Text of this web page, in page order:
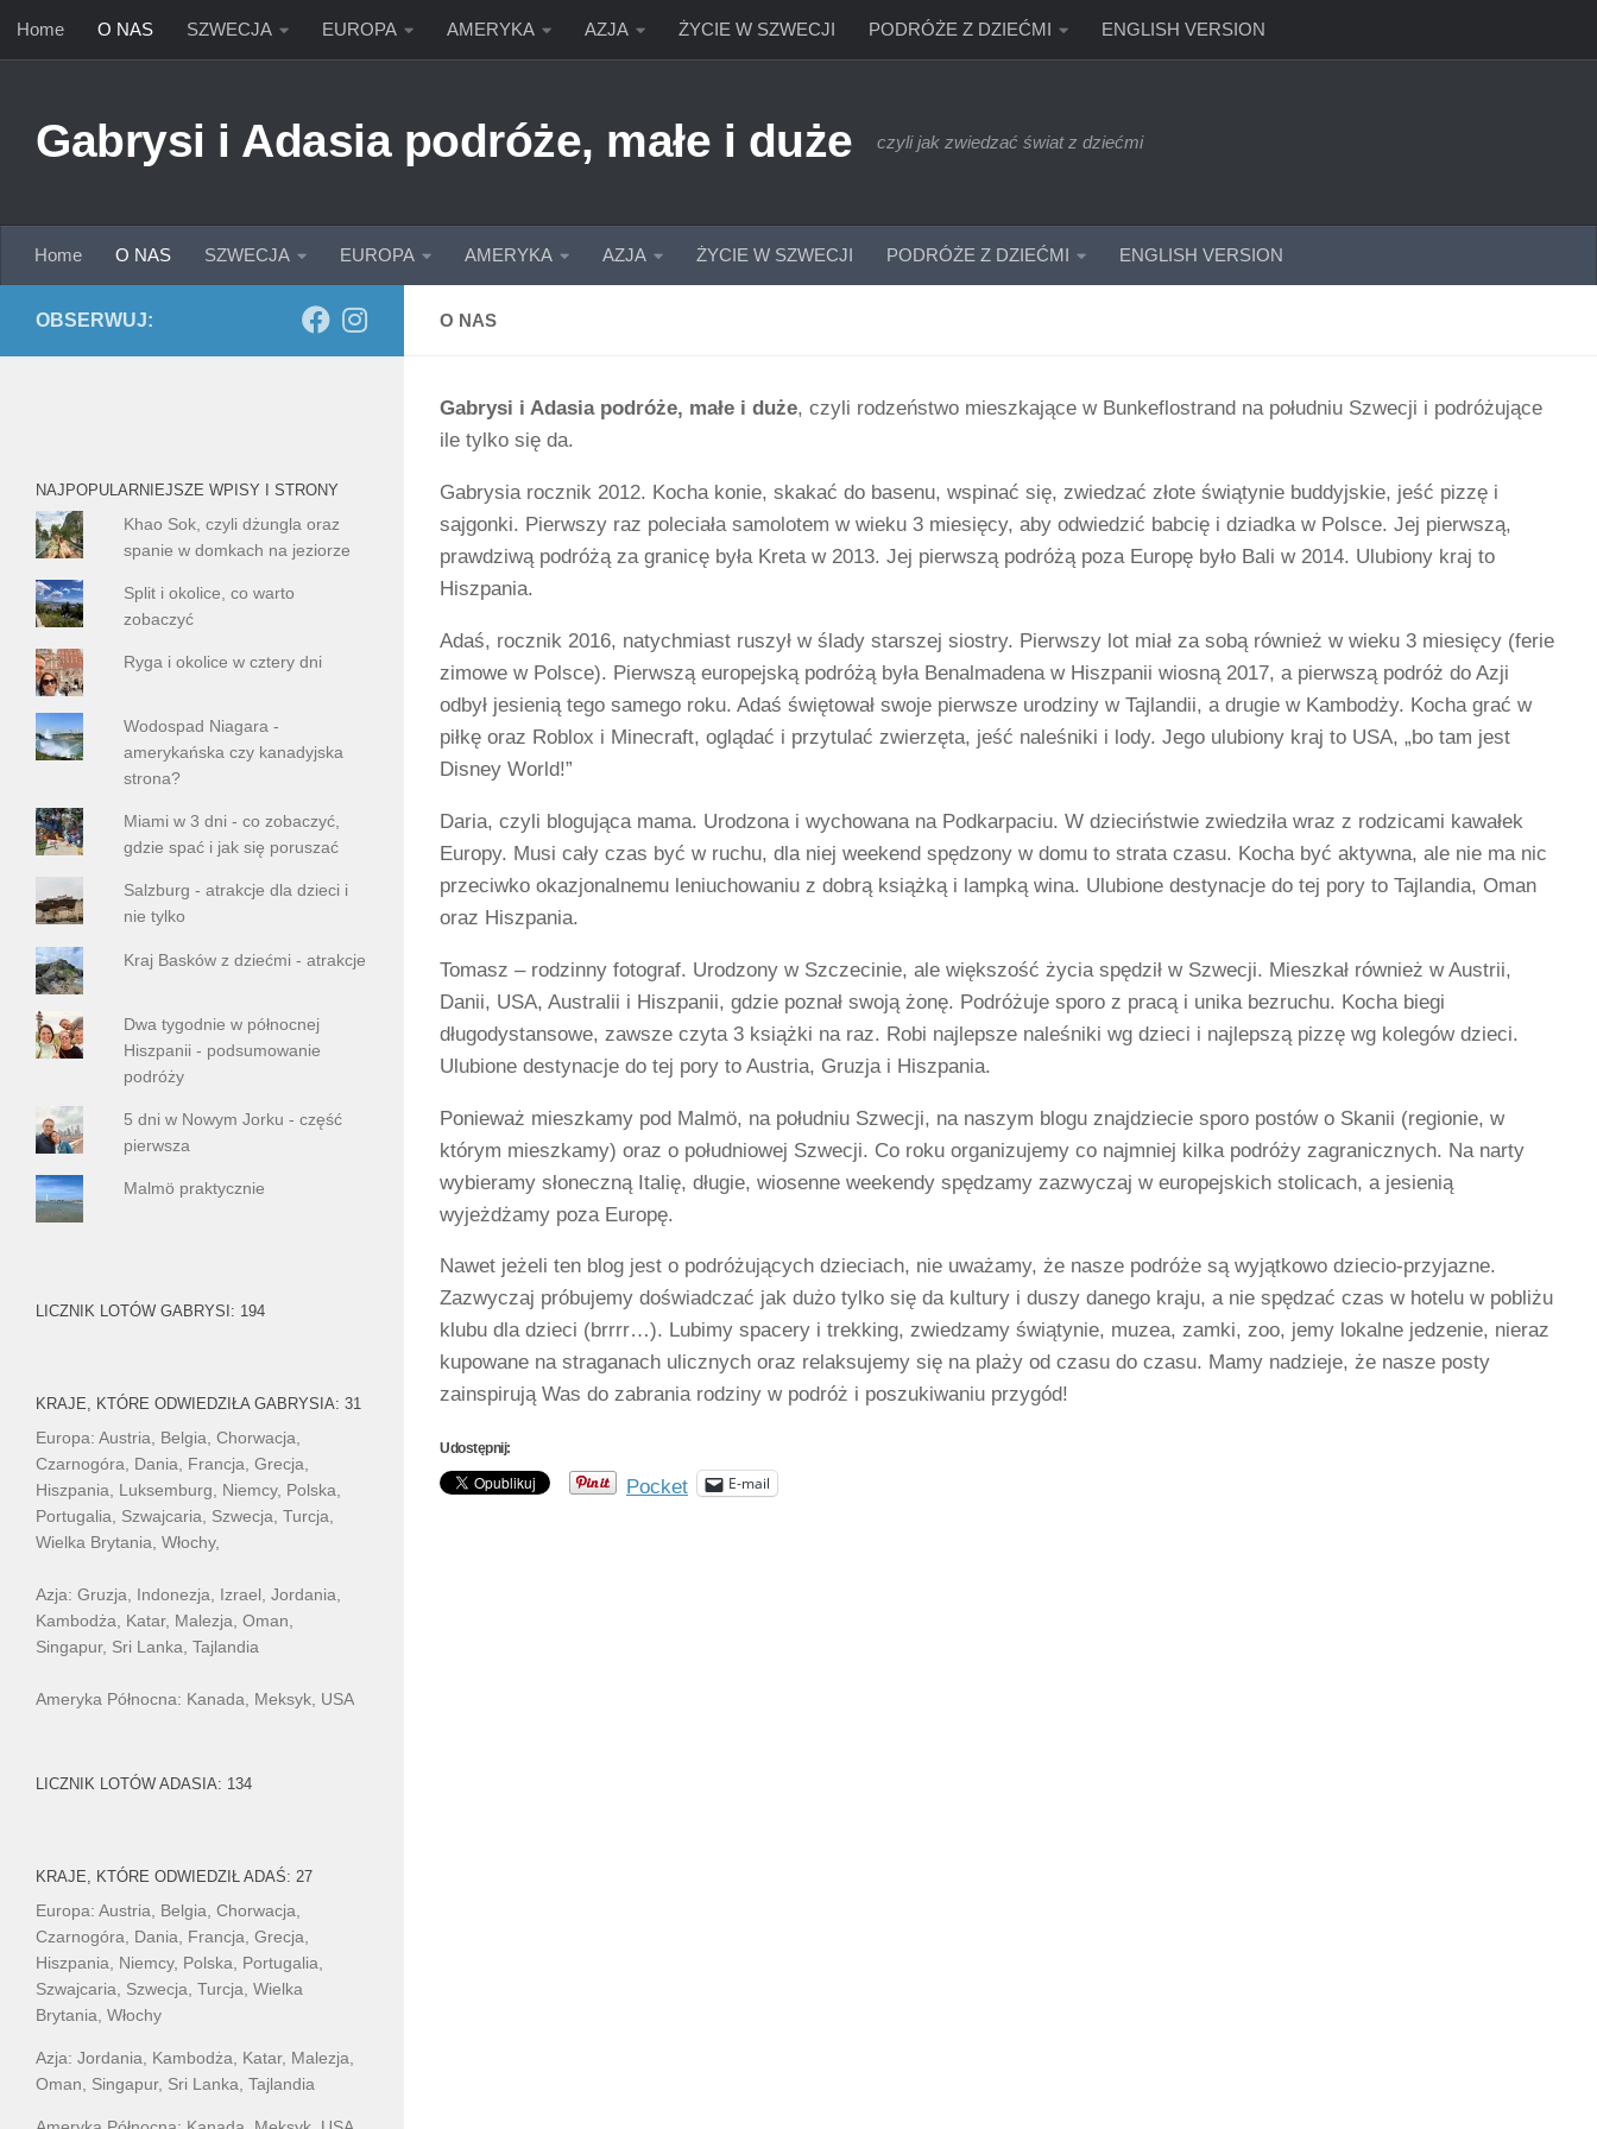
Przejdź do treści
Home O NAS SZWECJA EUROPA AMERYKA AZJA ŻYCIE W SZWECJI PODRÓŻE Z DZIEĆMI ENGLISH VERSION
Gabrysi i Adasia podróże, małe i duże czyli jak zwiedzać świat z dziećmi
Home O NAS SZWECJA EUROPA AMERYKA AZJA ŻYCIE W SZWECJI PODRÓŻE Z DZIEĆMI ENGLISH VERSION
O NAS
Gabrysi i Adasia podróże, małe i duże, czyli rodzeństwo mieszkające w Bunkeflostrand na południu Szwecji i podróżujące
ile tylko się da.
Gabrysia rocznik 2012. Kocha konie, skakać do basenu, wspinać się, zwiedzać złote świątynie buddyjskie, jeść pizzę i
sajgonki. Pierwszy raz poleciała samolotem w wieku 3 miesięcy, aby odwiedzić babcię i dziadka w Polsce. Jej pierwszą,
prawdziwą podróżą za granicę była Kreta w 2013. Jej pierwszą podróżą poza Europę było Bali w 2014. Ulubiony kraj to
Hiszpania.
Adaś, rocznik 2016, natychmiast ruszył w ślady starszej siostry. Pierwszy lot miał za sobą również w wieku 3 miesięcy (ferie
zimowe w Polsce). Pierwszą europejską podróżą była Benalmadena w Hiszpanii wiosną 2017, a pierwszą podróż do Azji
odbył jesienią tego samego roku. Adaś świętował swoje pierwsze urodziny w Tajlandii, a drugie w Kambodży. Kocha grać w
piłkę oraz Roblox i Minecraft, oglądać i przytulać zwierzęta, jeść naleśniki i lody. Jego ulubiony kraj to USA, „bo tam jest
Disney World!”
Daria, czyli blogująca mama. Urodzona i wychowana na Podkarpaciu. W dzieciństwie zwiedziła wraz z rodzicami kawałek
Europy. Musi cały czas być w ruchu, dla niej weekend spędzony w domu to strata czasu. Kocha być aktywna, ale nie ma nic
przeciwko okazjonalnemu leniuchowaniu z dobrą książką i lampką wina. Ulubione destynacje do tej pory to Tajlandia, Oman
oraz Hiszpania.
Tomasz – rodzinny fotograf. Urodzony w Szczecinie, ale większość życia spędził w Szwecji. Mieszkał również w Austrii,
Danii, USA, Australii i Hiszpanii, gdzie poznał swoją żonę. Podróżuje sporo z pracą i unika bezruchu. Kocha biegi
długodystansowe, zawsze czyta 3 książki na raz. Robi najlepsze naleśniki wg dzieci i najlepszą pizzę wg kolegów dzieci.
Ulubione destynacje do tej pory to Austria, Gruzja i Hiszpania.
Ponieważ mieszkamy pod Malmö, na południu Szwecji, na naszym blogu znajdziecie sporo postów o Skanii (regionie, w
którym mieszkamy) oraz o południowej Szwecji. Co roku organizujemy co najmniej kilka podróży zagranicznych. Na narty
wybieramy słoneczną Italię, długie, wiosenne weekendy spędzamy zazwyczaj w europejskich stolicach, a jesienią
wyjeżdżamy poza Europę.
Nawet jeżeli ten blog jest o podróżujących dzieciach, nie uważamy, że nasze podróże są wyjątkowo dziecio-przyjazne.
Zazwyczaj próbujemy doświadczać jak dużo tylko się da kultury i duszy danego kraju, a nie spędzać czas w hotelu w pobliżu
klubu dla dzieci (brrrr…). Lubimy spacery i trekking, zwiedzamy świątynie, muzea, zamki, zoo, jemy lokalne jedzenie, nieraz
kupowane na straganach ulicznych oraz relaksujemy się na plaży od czasu do czasu. Mamy nadzieje, że nasze posty
zainspirują Was do zabrania rodziny w podróż i poszukiwaniu przygód!
Udostępnij:
Pocket E-mail
OBSERWUJ:
NAJPOPULARNIEJSZE WPISY I STRONY
Khao Sok, czyli dżungla oraz
spanie w domkach na jeziorze
Split i okolice, co warto
zobaczyć
Ryga i okolice w cztery dni
Wodospad Niagara -
amerykańska czy kanadyjska
strona?
Miami w 3 dni - co zobaczyć,
gdzie spać i jak się poruszać
Salzburg - atrakcje dla dzieci i
nie tylko
Kraj Basków z dziećmi - atrakcje
Dwa tygodnie w północnej
Hiszpanii - podsumowanie
podróży
5 dni w Nowym Jorku - część
pierwsza
Malmö praktycznie
LICZNIK LOTÓW GABRYSI: 194
KRAJE, KTÓRE ODWIEDZIŁA GABRYSIA: 31
Europa: Austria, Belgia, Chorwacja,
Czarnogóra, Dania, Francja, Grecja,
Hiszpania, Luksemburg, Niemcy, Polska,
Portugalia, Szwajcaria, Szwecja, Turcja,
Wielka Brytania, Włochy,
Azja: Gruzja, Indonezja, Izrael, Jordania,
Kambodża, Katar, Malezja, Oman,
Singapur, Sri Lanka, Tajlandia
Ameryka Północna: Kanada, Meksyk, USA
LICZNIK LOTÓW ADASIA: 134
KRAJE, KTÓRE ODWIEDZIŁ ADAŚ: 27
Europa: Austria, Belgia, Chorwacja,
Czarnogóra, Dania, Francja, Grecja,
Hiszpania, Niemcy, Polska, Portugalia,
Szwajcaria, Szwecja, Turcja, Wielka
Brytania, Włochy
Azja: Jordania, Kambodża, Katar, Malezja,
Oman, Singapur, Sri Lanka, Tajlandia